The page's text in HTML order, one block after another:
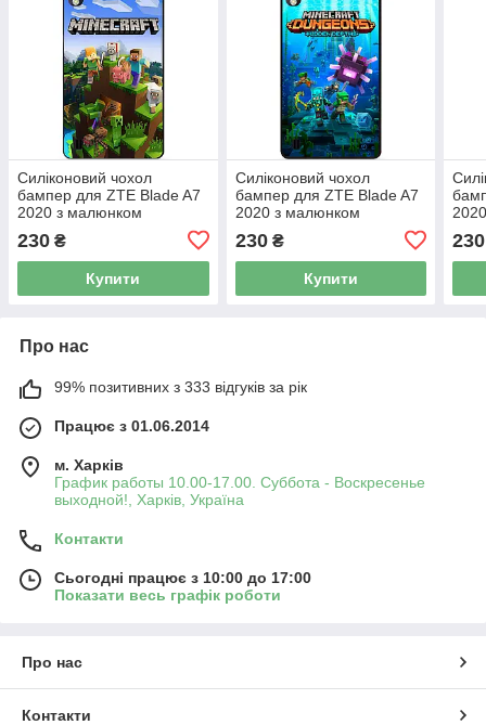
Силіконовий чохол
бампер для ZTE Blade A7
2020 з малюнком
230 ₴
Купити
Силіконовий чохол
бампер для ZTE Blade A7
2020 з малюнком
230₴
Купити
230
Про нас
99% позитивних з 333 відгуків за рік
Працює з 01.06.2014
м. Харків
График работы 10.00-17.00. Суббота - Воскресенье
выходной!, Харків, Україна
Контакти
Сьогодні працює з 10:00 до 17:00
Показати весь графік роботи
Про нас
Контакти